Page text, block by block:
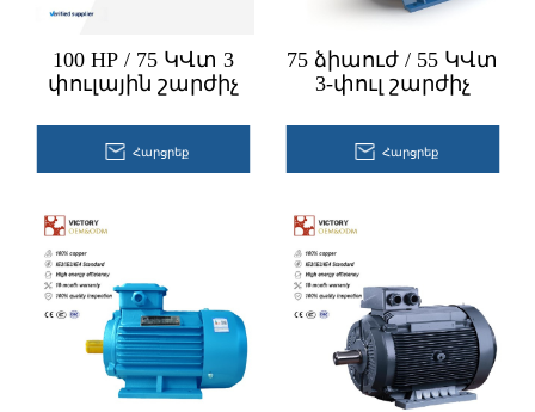
100 HP / 75 ԿՎտ 3
փուլային շարժիչ
Հարցրեք
75 ձիաուժ / 55 ԿՎտ
3-փուլ շարժիչ
Հարցրեք